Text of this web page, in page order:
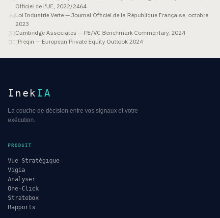
Officiel de l'UE, 2022/2464
[8]Loi Industrie Verte — Journal Officiel de la République Française, octobre
2023
[9 ]Cambridge Associates — PE/VC Benchmark Commentary, 2024
[10]Preqin — European Private Equity Outlook 2024
Inek IA
La couche de décision entre vos signaux et votre
exécution.
PRODUIT
Vue Stratégique
Vigia
Analyser
One-Click
Stratebox
Rapports